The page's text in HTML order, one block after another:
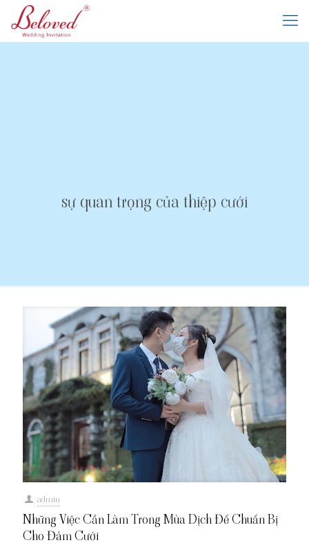
sự quan trọng của thiệp cưới
admin
Những Việc Cần Làm Trong Mùa Dịch Để Chuẩn Bị
Cho Đám Cưới